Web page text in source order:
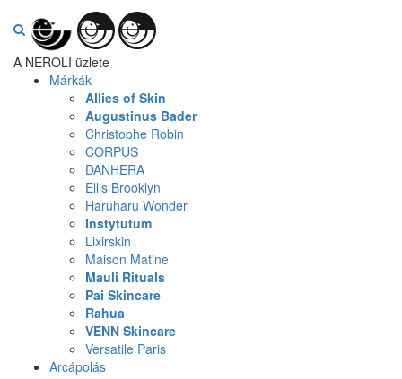
A NEROLI üzlete
Márkák
Allies of Skin
Augustinus Bader
Christophe Robin
CORPUS
DANHERA
Ellis Brooklyn
Haruharu Wonder
Instytutum
Lixirskin
Maison Matine
Mauli Rituals
Pai Skincare
Rahua
VENN Skincare
Versatile Paris
Arcápolás